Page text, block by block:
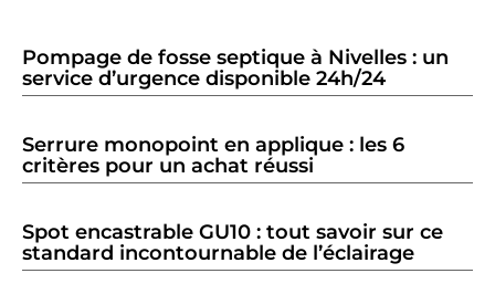
Pompage de fosse septique à Nivelles : un
service d’urgence disponible 24h/24
Serrure monopoint en applique : les 6
critères pour un achat réussi
Spot encastrable GU10 : tout savoir sur ce
standard incontournable de l’éclairage